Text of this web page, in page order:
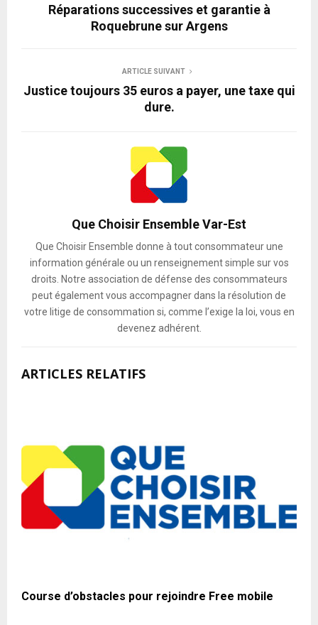
Réparations successives et garantie à
Roquebrune sur Argens
ARTICLE SUIVANT
Justice toujours 35 euros a payer, une taxe qui
dure.
Que Choisir Ensemble Var-Est
Que Choisir Ensemble donne à tout consommateur une
information générale ou un renseignement simple sur vos
droits. Notre association de défense des consommateurs
peut également vous accompagner dans la résolution de
votre litige de consommation si, comme l’exige la loi, vous en
devenez adhérent.
ARTICLES RELATIFS
Course d’obstacles pour rejoindre Free mobile